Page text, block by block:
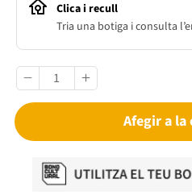
Clica i recull
Tria una botiga i consulta
Afegir a la